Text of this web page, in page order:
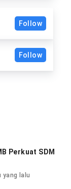
Follow
Follow
Perkuat SDM
yang lalu